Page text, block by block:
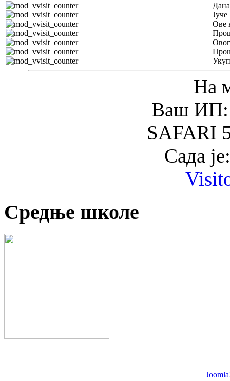
Јуче
Ове
На
Ваш ИП:
SAFARI
Сада
Средње школе